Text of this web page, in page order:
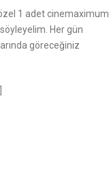
özel 1 adet cinemaximum
Her gün
göreceğiniz